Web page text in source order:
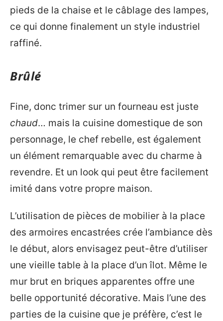
pieds de la chaise et le câblage des lampes,
ce qui donne finalement un style industriel
raffiné.
Brûlé
Fine, donc trimer sur un fourneau est juste
chaud… mais la cuisine domestique de son
personnage, le chef rebelle, est également
un élément remarquable avec du charme à
revendre. Et un look qui peut être facilement
imité dans votre propre maison.
L’utilisation de pièces de mobilier à la place
des armoires encastrées crée l’ambiance dès
le début, alors envisagez peut-être d’utiliser
une vieille table à la place d’un îlot. Même le
mur brut en briques apparentes offre une
belle opportunité décorative. Mais l’une des
parties de la cuisine que je préfère, c’est le